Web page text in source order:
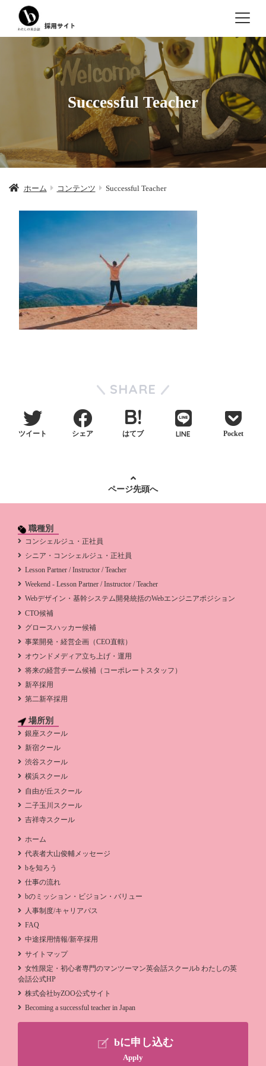
Successful Teacher
ホーム コンテンツ Successful Teacher
SHARE
ツイート シェア はてブ LINE Pocket
ページ先頭へ
職種別
コンシェルジュ・正社員
シニア・コンシェルジュ・正社員
Lesson Partner / Instructor / Teacher
Weekend - Lesson Partner / Instructor / Teacher
Webデザイン・基幹システム開発統括のWebエンジニアポジション
CTO候補
グロースハッカー候補
事業開発・経営企画（CEO直轄）
オウンドメディア立ち上げ・運用
将来の経営チーム候補（コーポレートスタッフ）
新卒採用
第二新卒採用
場所別
銀座スクール
新宿クール
渋谷スクール
横浜スクール
自由が丘スクール
二子玉川スクール
吉祥寺スクール
ホーム
代表者大山俊輔メッセージ
bを知ろう
仕事の流れ
bのミッション・ビジョン・バリュー
人事制度/キャリアパス
FAQ
中途採用情報/新卒採用
サイトマップ
女性限定・初心者専門のマンツーマン英会話スクールb わたしの英
会話公式HP
株式会社byZOO公式サイト
Becoming a successful teacher in Japan
bに申し込む
Apply